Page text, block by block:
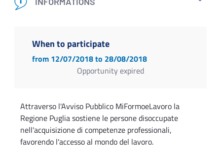
When to participate
from 12/07/2018to 28/08/2018
Opportunity expired
Attraverso l'Avviso Pubblico MiFormoeLavoro la
Regione Puglia sostiene le persone disoccupate
nell'acquisizione di competenze professionali,
favorendo l'accesso al mondo del lavoro.